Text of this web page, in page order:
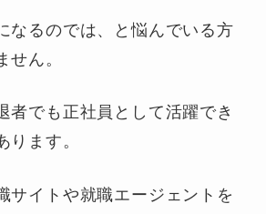
なるのでは、と悩んでいる方
せん。
者でも正社員として活躍でき
ります。
サイトや就職エージェントを